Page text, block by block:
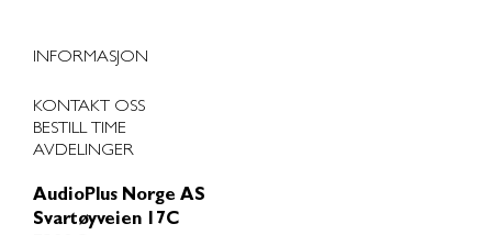
INFORMASJON
KONTAKT OSS
BESTILL TIME
AVDELINGER
AudioPlus Norge AS
Svartøyveien 17C